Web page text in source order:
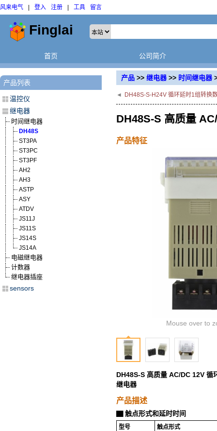
风来电气 登入 注册 工具 留言
首页 公司简介
产品 >> 继电器>> 时间继电器
◄ DH48S-S-H24V 循环延时1组转换
DH48S-S 高质量
产品特征
Mouse over to
DH48S-S 高质量 AC/DC 12V 循
继电器
产品描述
触点形式和延时时间
型号
触点形式
产品列表
温控仪
继电器
时间继电器
DH48S
ST3PA
ST3PC
ST3PF
AH2
AH3
ASTP
ASY
ATDV
JS11J
JS11S
JS14S
JS14A
电磁继电器
计数器
继电器插座
sensors